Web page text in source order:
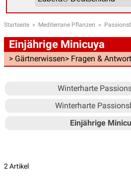
Startseite » Mediterrane Pflanzen »
Einjährige Minicuya
> Gärtnerwissen> Fragen &
Winterharte
Winterharte
Einjährige
2 Artikel